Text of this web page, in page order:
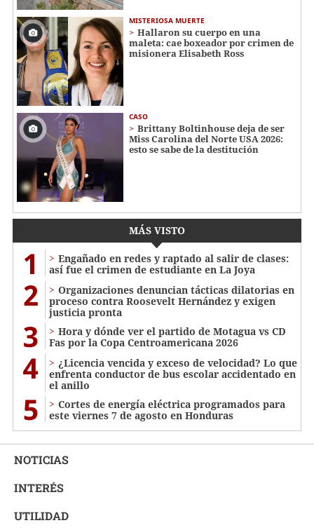
MISTERIOSA MUERTE
Hallaron su cuerpo en una
maleta: cae boxeador por crimen de
misionera Elisabeth Ross
CASO
Brittany Boltinhouse deja de ser
Miss Carolina del Norte USA 2026:
esto se sabe de la destitución
MÁS VISTO
1
Engañado en redes y raptado al salir de clases:
así fue el crimen de estudiante en La Joya
2
Organizaciones denuncian tácticas dilatorias en
proceso contra Roosevelt Hernández y exigen
justicia pronta
3
Hora y dónde ver el partido de Motagua vs CD
Fas por la Copa Centroamericana 2026
4
¿Licencia vencida y exceso de velocidad? Lo que
enfrenta conductor de bus escolar accidentado en
el anillo
5
Cortes de energía eléctrica programados para
este viernes 7 de agosto en Honduras
NOTICIAS
INTERÉS
UTILIDAD